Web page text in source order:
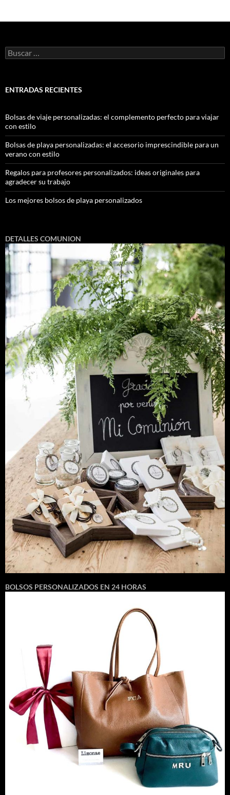
ENTRADAS RECIENTES
Bolsas de viaje personalizadas: el complemento perfecto para viajar
con estilo
Bolsas de playa personalizadas: el accesorio imprescindible para un
verano con estilo
Regalos para profesores personalizados: ideas originales para
agradecer su trabajo
Los mejores bolsos de playa personalizados
DETALLES COMUNION
BOLSOS PERSONALIZADOS EN 24 HORAS